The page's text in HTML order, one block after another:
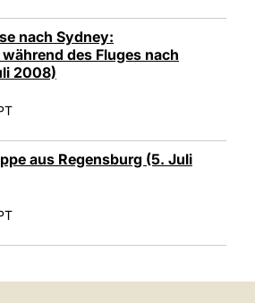
nach Sydney:
des Fluges nach
2008)
aus Regensburg (5. Juli